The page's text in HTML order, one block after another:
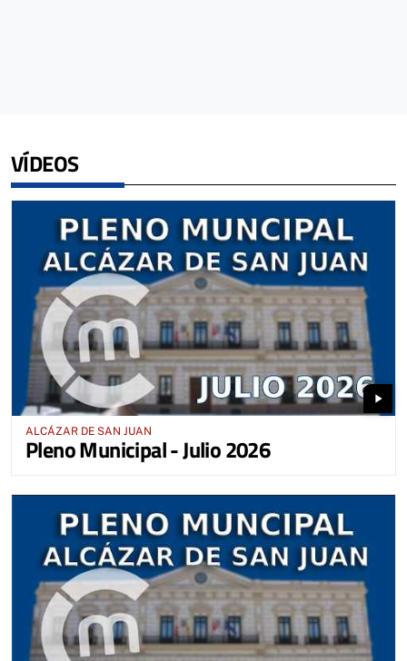
VÍDEOS
play_arrow
ALCÁZAR DE SAN JUAN
Pleno Municipal - Julio 2026